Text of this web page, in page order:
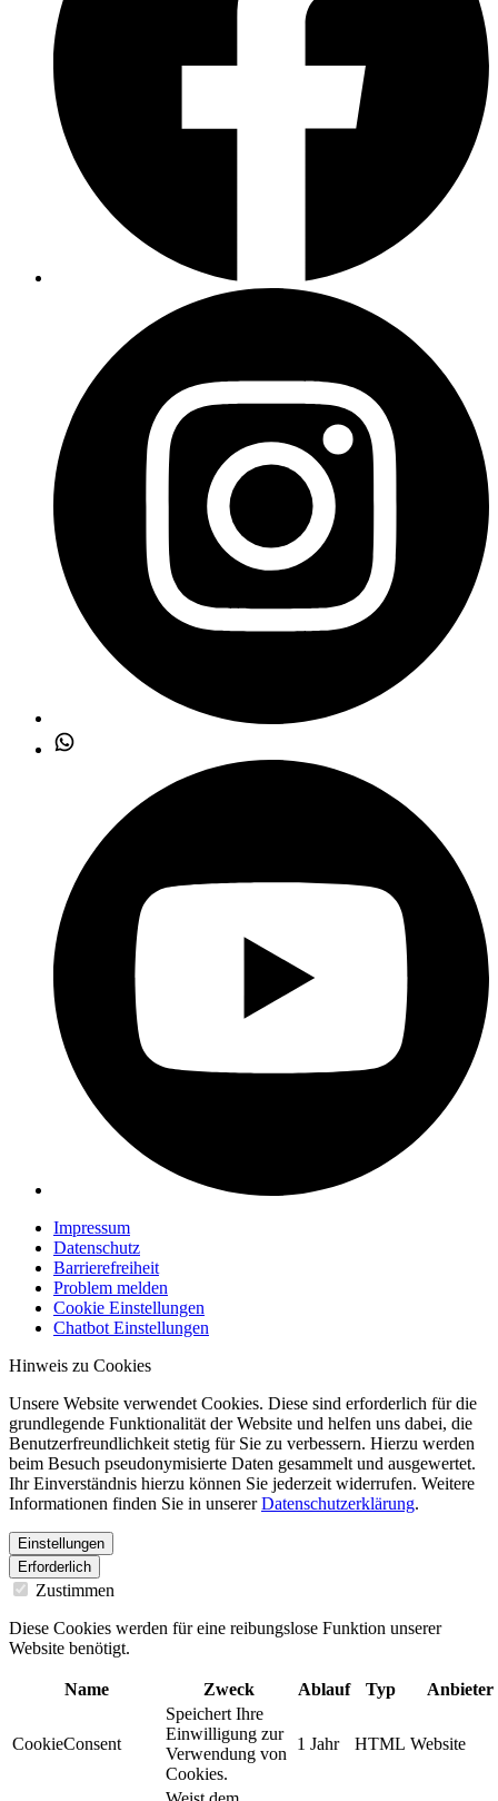
Impressum
Datenschutz
Barrierefreiheit
Problem melden
Cookie Einstellungen
Chatbot Einstellungen
Hinweis zu Cookies
Unsere Website verwendet Cookies. Diese sind erforderlich für die
grundlegende Funktionalität der Website und helfen uns dabei, die
Benutzerfreundlichkeit stetig für Sie zu verbessern. Hierzu werden
beim Besuch pseudonymisierte Daten gesammelt und ausgewertet.
Ihr Einverständnis hierzu können Sie jederzeit widerrufen. Weitere
Informationen finden Sie in unsererDatenschutzerklärung.
Einstellungen
Erforderlich
Zustimmen
Diese Cookies werden für eine reibungslose Funktion unserer
Website benötigt.
Name Zweck Ablauf Typ Anbieter
CookieConsent
Speichert Ihre
Einwilligung zur
Verwendung von
Cookies.
1 Jahr HTML Website